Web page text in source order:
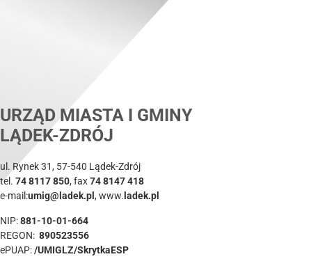
URZĄD MIASTA I GMINY
LĄDEK-ZDRÓJ
ul. Rynek 31, 57-540 Lądek-Zdrój
tel. 74 8117 850, fax74 8147 418
e-mail:umig@ladek.pl , www. ladek.pl
NIP:881-10-01-664
REGON: 890523556
ePUAP:/UMIGLZ/SkrytkaESP